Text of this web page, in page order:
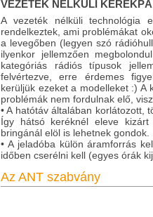
VEZETÉK NÉLKÜLI
A vezeték nélküli technológia
rendelkeztek, ami problémákat
a levegőben (legyen szó
ilyenkor jellemzően
kategóriás rádiós típusok
felvértezve, erre érdemes
kerüljük ezeket a modelleket :) A
problémák nem fordulnak elő,
• A hatótáv általában korlátozott,
Így hátsó keréknél eleve
bringánál elöl is lehetnek gondok.
• A jeladóba külön áramforrás
időben cserélni kell (egyes órák
Az ANT szabvány